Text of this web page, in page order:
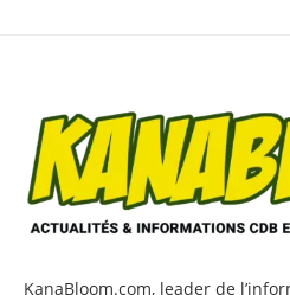
KanaBloom.com, leader de